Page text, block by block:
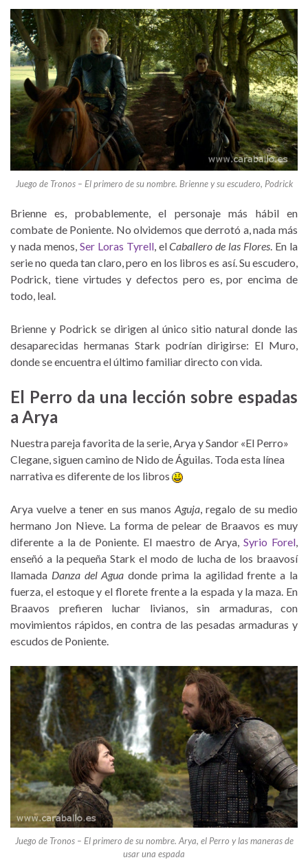
Juego de Tronos – El primero de su nombre. Brienne y su escudero, Podrick
Brienne es, probablemente, el personaje más hábil en
combate de Poniente. No olvidemos que derrotó a, nada más
y nada menos, Ser Loras Tyrell, elCaballero de las Flores . En la
serie no queda tan claro, pero en los libros es así. Su escudero,
Podrick, tiene virtudes y defectos pero es, por encima de
todo, leal.
Brienne y Podrick se dirigen al único sitio natural donde las
desaparecidas hermanas Stark podrían dirigirse: El Muro,
donde se encuentra el último familiar directo con vida.
El Perro da una lección sobre espadas
a Arya
Nuestra pareja favorita de la serie, Arya y Sandor «El Perro»
Clegane, siguen camino de Nido de Águilas. Toda esta línea
narrativa es diferente de los libros
Arya vuelve a tener en sus manos Aguja , regalo de su medio
hermano Jon Nieve. La forma de pelear de Braavos es muy
diferente a la de Poniente. El maestro de Arya,Syrio Forel
enseñó a la pequeña Stark el modo de lucha de los braavosí
llamada Danza del Agua donde prima la agilidad frente a la
fuerza, el estoque y el florete frente a la espada y la maza. En
Braavos prefieren luchar livianos, sin armaduras, con
movimientos rápidos, en contra de las pesadas armaduras y
escudos de Poniente.
Juego de Tronos – El primero de su nombre. Arya, el Perro y las maneras de
usar una espada